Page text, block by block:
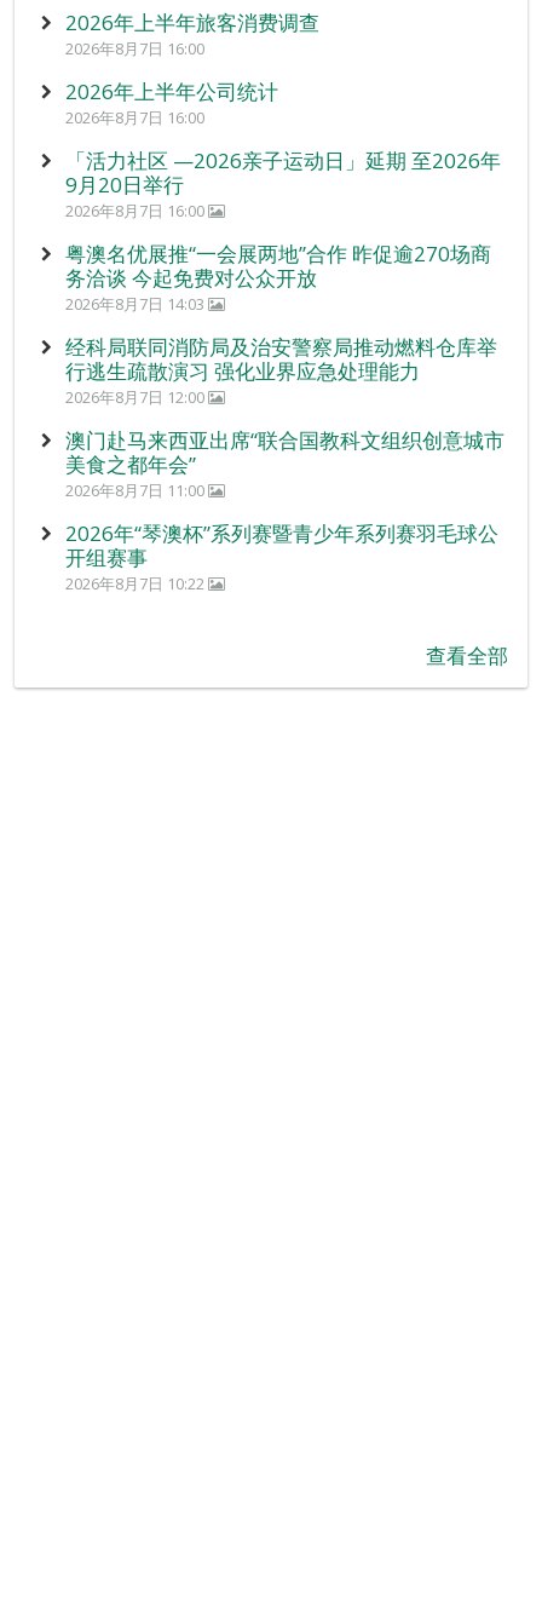
2026年上半年旅客消费调查
2026年8月7日 16:00
2026年上半年公司统计
2026年8月7日 16:00
「活力社区 —2026亲子运动日」延期 至2026年
9月20日举行
2026年8月7日 16:00
粤澳名优展推“一会展两地”合作 昨促逾270场商
务洽谈 今起免费对公众开放
2026年8月7日 14:03
经科局联同消防局及治安警察局推动燃料仓库举
行逃生疏散演习 强化业界应急处理能力
2026年8月7日 12:00
澳门赴马来西亚出席“联合国教科文组织创意城市
美食之都年会”
2026年8月7日 11:00
2026年“琴澳杯”系列赛暨青少年系列赛羽毛球公
开组赛事
2026年8月7日 10:22
查看全部